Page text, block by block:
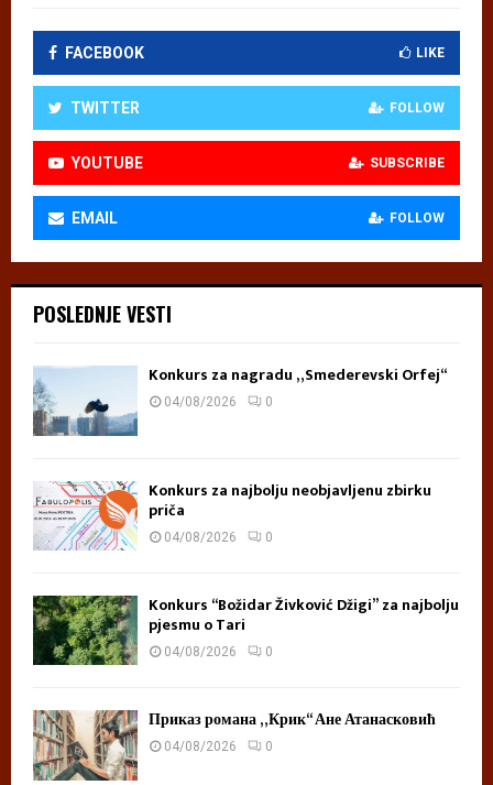
FACEBOOK LIKE
TWITTER FOLLOW
YOUTUBE SUBSCRIBE
EMAIL FOLLOW
POSLEDNJE VESTI
Konkurs za nagradu „Smederevski Orfej“
04/08/2026 0
Konkurs za najbolju neobjavljenu zbirku
priča
04/08/2026 0
Konkurs “Božidar Živković Džigi” za najbolju
pjesmu o Tari
04/08/2026 0
Приказ романа „Крик“ Ане Атанасковић
04/08/2026 0